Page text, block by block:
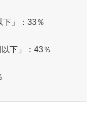
下」：33％
下」：43％